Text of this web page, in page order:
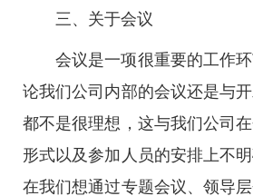
三、关于会议
会议是一项很重要的工作
论我们公司内部的会议还是与
都不是很理想，这与我们公司
形式以及参加人员的安排上不
在我们想通过专题会议、领导